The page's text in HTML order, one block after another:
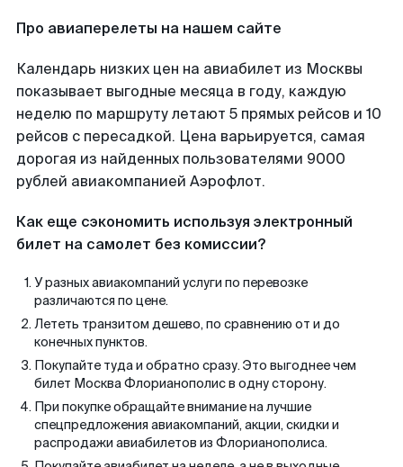
Про авиаперелеты на нашем сайте
Календарь низких цен на авиабилет из Москвы
показывает выгодные месяца в году, каждую
неделю по маршруту летают 5 прямых рейсов и 10
рейсов с пересадкой. Цена варьируется, самая
дорогая из найденных пользователями 9000
рублей авиакомпанией Аэрофлот.
Как еще сэкономить используя электронный
билет на самолет без комиссии?
У разных авиакомпаний услуги по перевозке
различаются по цене.
Лететь транзитом дешево, по сравнению от и до
конечных пунктов.
Покупайте туда и обратно сразу. Это выгоднее чем
билет Москва Флорианополис в одну сторону.
При покупке обращайте внимание на лучшие
спецпредложения авиакомпаний, акции, скидки и
распродажи авиабилетов из Флорианополиса.